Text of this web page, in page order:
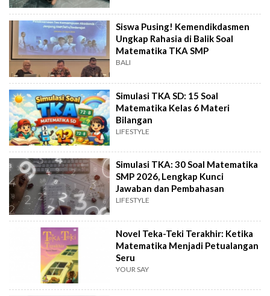
Siswa Pusing! Kemendikdasmen
Ungkap Rahasia di Balik Soal
Matematika TKA SMP
BALI
Simulasi TKA SD: 15 Soal
Matematika Kelas 6 Materi
Bilangan
LIFESTYLE
Simulasi TKA: 30 Soal Matematika
SMP 2026, Lengkap Kunci
Jawaban dan Pembahasan
LIFESTYLE
Novel Teka-Teki Terakhir: Ketika
Matematika Menjadi Petualangan
Seru
YOUR SAY